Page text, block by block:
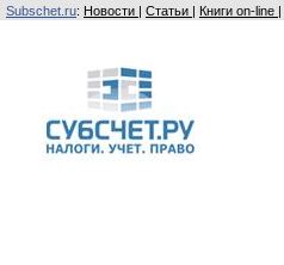
Subschet.ru: Новости | Статьи | Книги on-line |